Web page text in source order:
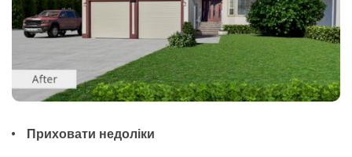
Приховати недоліки